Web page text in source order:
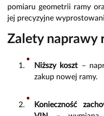
pomiaru geometrii ramy
jej precyzyjne
Zalety naprawy
Niższy koszt–
zakup nowej ramy.
Konieczność